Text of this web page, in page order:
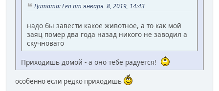
Цитата: Leo от января 8, 2019, 14:43
надо бы завести какое животное, а то как мой
заяц помер два года назад никого не заводил а
скучновато
Приходишь домой - а оно тебе радуется!
особенно если редко приходишь